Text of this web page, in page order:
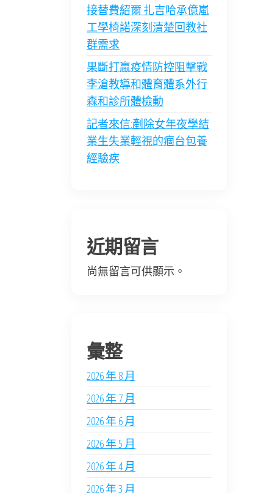
接替費紹爾 扎吉哈承億嵐
工學椅諾深刻清楚回教社
群需求
果斷打贏疫情防控阻擊戰
李滄教導和體育體系外行
森和診所體檢動
記者來信:剷除女年夜學結
業生失業輕視的痼台包養
經驗疾
近期留言
尚無留言可供顯示。
彙整
2026 年 8 月
2026 年 7 月
2026 年 6 月
2026 年 5 月
2026 年 4 月
2026 年 3 月